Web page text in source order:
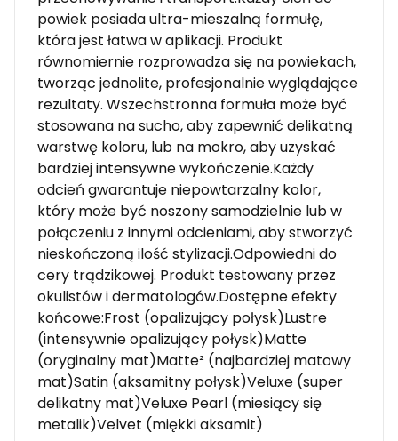
powiek posiada ultra-mieszalną formułę,
która jest łatwa w aplikacji. Produkt
równomiernie rozprowadza się na powiekach,
tworząc jednolite, profesjonalnie wyglądające
rezultaty. Wszechstronna formuła może być
stosowana na sucho, aby zapewnić delikatną
warstwę koloru, lub na mokro, aby uzyskać
bardziej intensywne wykończenie.Każdy
odcień gwarantuje niepowtarzalny kolor,
który może być noszony samodzielnie lub w
połączeniu z innymi odcieniami, aby stworzyć
nieskończoną ilość stylizacji.Odpowiedni do
cery trądzikowej. Produkt testowany przez
okulistów i dermatologów.Dostępne efekty
końcowe:Frost (opalizujący połysk)Lustre
(intensywnie opalizujący połysk)Matte
(oryginalny mat)Matte² (najbardziej matowy
mat)Satin (aksamitny połysk)Veluxe (super
delikatny mat)Veluxe Pearl (miesiący się
metalik)Velvet (miękki aksamit)